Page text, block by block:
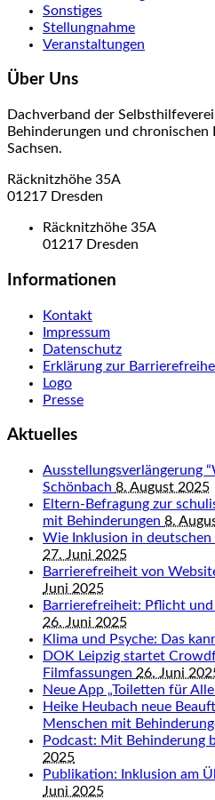
Sonstiges
Stellungnahme
Veranstaltungen
Über Uns
Dachverband der
Behinderungen und chronischen
Sachsen.
Räcknitzhöhe 35A
01217 Dresden
Räcknitzhöhe 35A
01217 Dresden
Informationen
Kontakt
Impressum
Datenschutz
Erklärung zur
Logo
Presse
Aktuelles
Ausstellungsverlängerung
Schönbach 8. August 2025
Eltern-Befragung zur
mit Behinderungen 8.
Wie Inklusion in deutschen
27. Juni 2025
Barrierefreiheit von
Juni 2025
Barrierefreiheit: Pflicht
26. Juni 2025
Klima und Psyche: Das
DOK Leipzig startet
Filmfassungen 26. Juni
Neue App „Toiletten für
Heike Heubach neue
Menschen mit
Podcast: Mit Behinderung
2025
Publikation: Inklusion am
Juni 2025